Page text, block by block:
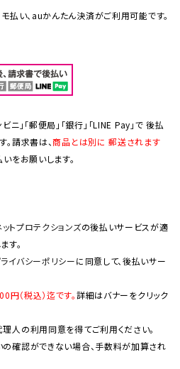
払い、auかんたん決済がご利用可能です。
」「郵便局」「銀行」「LINE Pay」で 後払
。請求書は、商品とは別に 郵送されます
をお願いします。
トプロテクションズの後払いサービスが適
す。
イバシーポリシーに同意して、後払いサー
（税込）迄です。詳細はバナーをクリック
人の利用同意を得てご利用ください。
確認ができない場合、手数料が加算され